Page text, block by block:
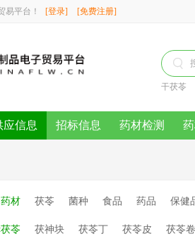
易平台！ [登录] [免费注册]

干茯苓
应信息 招标信息 药材检测
材 茯苓 菌种 食品 药品 保健
苓 茯神块 茯苓丁 茯苓皮 茯苓卷